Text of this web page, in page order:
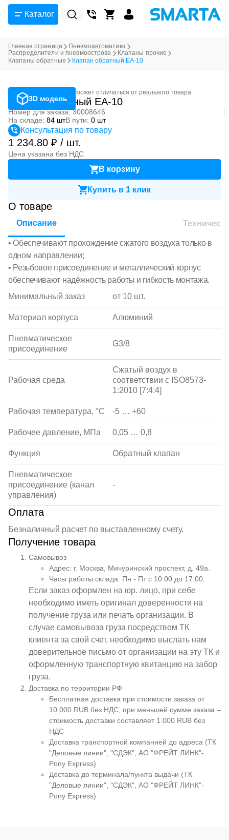
Каталог
Главная страница
Пневмоавтоматика
Распределители и пневмоострова
Клапаны прочие
Клапаны обратные
Клапан обратный EA-10
3D модель
Фотография может отличаться от реального товара
Клапан обратный EA-10
Номер для заказа: 30008646
На складе: 84 штВ пути: 0 шт
Консультация по товару
1 234.80 ₽ / шт.
Цена указана без НДС
В корзину
Купить в 1 клик
О товаре
Описание
• Обеспечивают прохождение сжатого воздуха только в
одном направлении;
• Резьбовое присоединение и металлический корпус
обеспечивают надёжность работы и гибкость монтажа.
Минимальный заказ
от 10 шт.
Материал корпуса Алюминий
Пневматическое
присоединение
G3/8
Рабочая среда
Сжатый воздух в
соответствии с ISO8573-
1:2010 [7:4:4]
Рабочая температура, °С -5 … +60
Рабочее давление, МПа 0,05 … 0,8
Функция Обратный клапан
Пневматическое
присоединение (канал
управления)
-
Оплата
Безналичный расчет по выставленному счету.
Получение товара
Самовывоз
Адрес: г. Москва, Мичуринский проспект, д. 49а.
Часы работы склада: Пн - Пт с 10:00 до 17:00.
Если заказ оформлен на юр. лицо, при себе
необходимо иметь оригинал доверенности на
получение груза или печать организации. В
случае самовывоза груза посредством ТК
клиента за свой счет, необходимо выслать нам
доверительное письмо от организации на эту ТК и
оформленную транспортную квитанцию на забор
груза.
Доставка по территории РФ
Бесплатная доставка при стоимости заказа от
10.000 RUB без НДС, при меньшей сумме заказа –
стоимость доставки составляет 1.000 RUB без
НДС
Доставка транспортной компанией до адреса (ТК
"Деловые линии", "СДЭК", АО "ФРЕЙТ ЛИНК"-
Pony Express)
Доставка до терминала/пункта выдачи (ТК
"Деловые линии", "СДЭК", АО "ФРЕЙТ ЛИНК"-
Pony Express)